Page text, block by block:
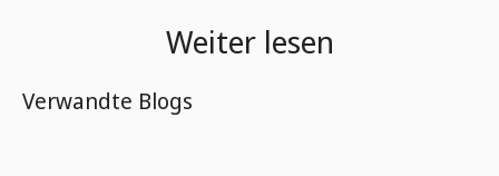
Weiter lesen
Verwandte Blogs